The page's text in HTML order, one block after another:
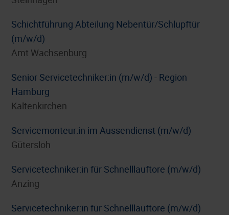
Schichtführung Abteilung Nebentür/Schlupftür
(m/w/d)
Amt Wachsenburg
Senior Servicetechniker:in (m/w/d) - Region
Hamburg
Kaltenkirchen
Servicemonteur:in im Aussendienst (m/w/d)
Gütersloh
Servicetechniker:in für Schnelllauftore (m/w/d)
Anzing
Servicetechniker:in für Schnelllauftore (m/w/d)